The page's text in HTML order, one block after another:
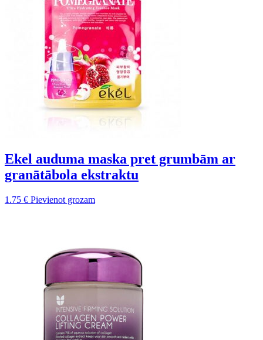
Ekel auduma maska pret grumbām ar
granātābola ekstraktu
1.75 € Pievienot grozam